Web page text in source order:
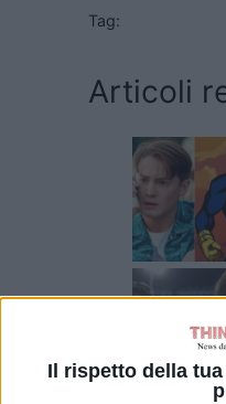
Il rispetto della
Tag:
Articoli